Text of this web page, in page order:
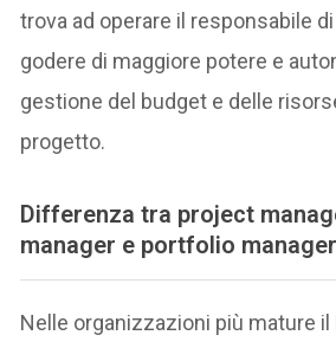
trova ad operare il responsabile
godere di maggiore potere e
gestione del budget e delle
progetto.
Differenza tra project
manager e portfolio manager
Nelle organizzazioni più mature